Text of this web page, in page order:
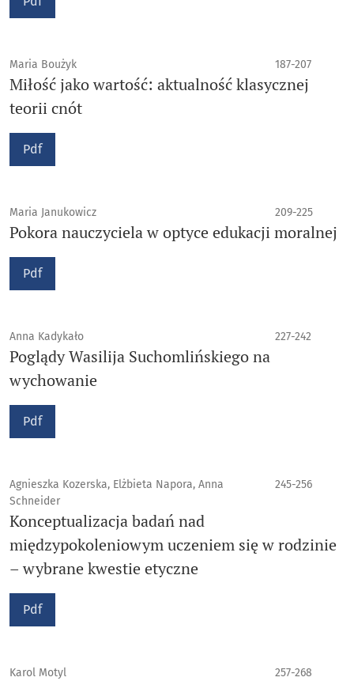
Maria Boużyk 187-207
Miłość jako wartość: aktualność klasycznej
teorii cnót
Pdf
Maria Janukowicz 209-225
Pokora nauczyciela w optyce edukacji moralnej
Pdf
Anna Kadykało 227-242
Poglądy Wasilija Suchomlińskiego na
wychowanie
Pdf
Agnieszka Kozerska, Elżbieta Napora, Anna
Schneider
245-256
Konceptualizacja badań nad
międzypokoleniowym uczeniem się w rodzinie
– wybrane kwestie etyczne
Pdf
Karol Motyl 257-268